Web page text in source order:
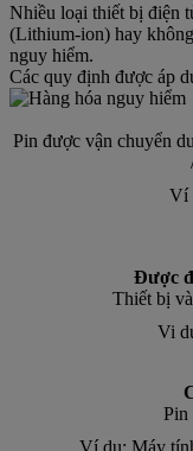
Nhiều loại thiết bị điện
(Lithium-ion) hay
nguy hiểm.
Các quy định được áp
Pin được vận chuyển
Ví
Được
Thiết bị
Vi
Pin
Ví dụ: Máy